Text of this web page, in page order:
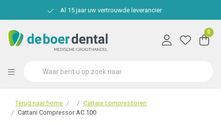
Al 15 jaar uw vertrouwde leverancier
0
Terug naar home
Cattani compressoren
Cattani Compressor AC 100